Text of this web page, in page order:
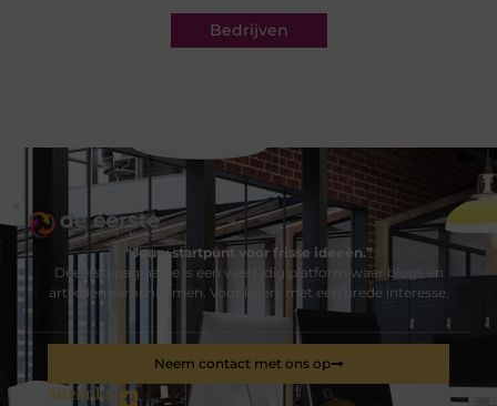
Bedrijven
“Jouw startpunt voor frisse ideeën.”
Deeerstepagina.be is een veelzijdig platform waar blogs en
artikelen samenkomen. Voor lezers met een brede interesse.
Sitelinks
Neem contact met ons op